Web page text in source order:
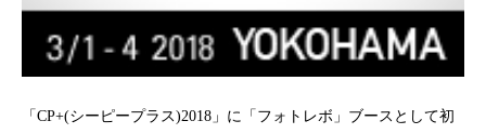
「CP+(シーピープラス)2018」に「フォトレボ」ブースとして初